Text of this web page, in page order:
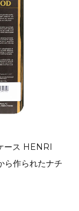
ース HENRI
ら作られたナチ